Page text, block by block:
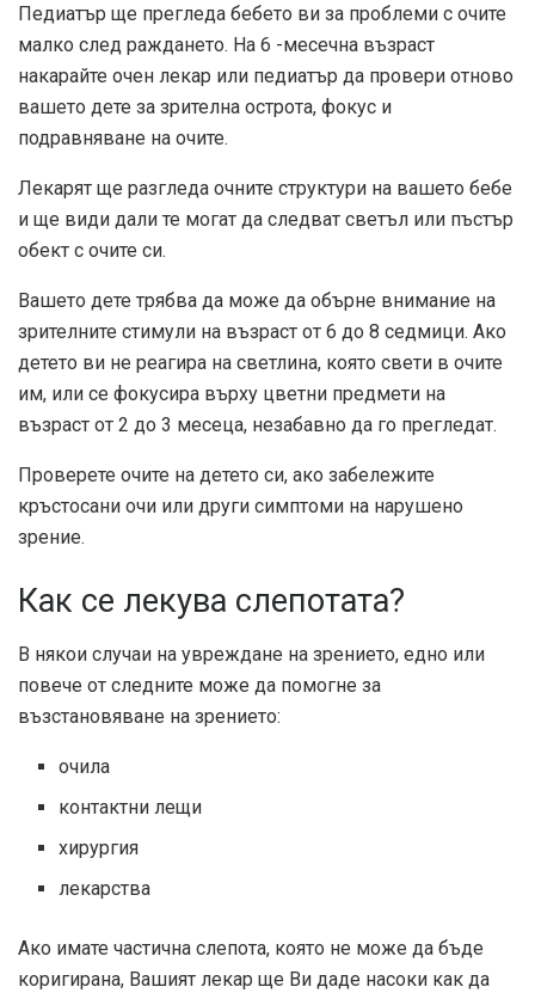
Педиатър ще прегледа бебето ви за проблеми с очите
малко след раждането. На 6 -месечна възраст
накарайте очен лекар или педиатър да провери отново
вашето дете за зрителна острота, фокус и
подравняване на очите.
Лекарят ще разгледа очните структури на вашето бебе
и ще види дали те могат да следват светъл или пъстър
обект с очите си.
Вашето дете трябва да може да обърне внимание на
зрителните стимули на възраст от 6 до 8 седмици. Ако
детето ви не реагира на светлина, която свети в очите
им, или се фокусира върху цветни предмети на
възраст от 2 до 3 месеца, незабавно да го прегледат.
Проверете очите на детето си, ако забележите
кръстосани очи или други симптоми на нарушено
зрение.
Как се лекува слепотата?
В някои случаи на увреждане на зрението, едно или
повече от следните може да помогне за
възстановяване на зрението:
очила
контактни лещи
хирургия
лекарства
Ако имате частична слепота, която не може да бъде
коригирана, Вашият лекар ще Ви даде насоки как да